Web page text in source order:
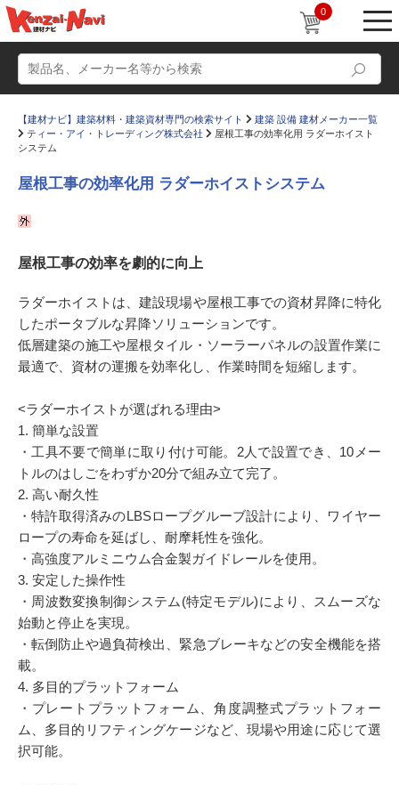
0
動画
かたなび
Q＆A 販売・施工代理店募集
お気に入り
【建材ナビ】建築材料・建築資材専門の検索サイト
建築 設備 建材メーカー一覧
ティー・アイ・トレーディング株式会社
屋根工事の効率化用 ラダーホイスト
システム
屋根工事の効率化用 ラダーホイストシステム
屋根工事の効率を劇的に向上
ラダーホイストは、建設現場や屋根工事での資材昇降に特化
したポータブルな昇降ソリューションです。
低層建築の施工や屋根タイル・ソーラーパネルの設置作業に
最適で、資材の運搬を効率化し、作業時間を短縮します。
<ラダーホイストが選ばれる理由>
1. 簡単な設置
・工具不要で簡単に取り付け可能。2人で設置でき、10メー
トルのはしごをわずか20分で組み立て完了。
2. 高い耐久性
・特許取得済みのLBSロープグルーブ設計により、ワイヤー
ロープの寿命を延ばし、耐摩耗性を強化。
・高強度アルミニウム合金製ガイドレールを使用。
3. 安定した操作性
・周波数変換制御システム(特定モデル)により、スムーズな
始動と停止を実現。
・転倒防止や過負荷検出、緊急ブレーキなどの安全機能を搭
載。
4. 多目的プラットフォーム
・プレートプラットフォーム、角度調整式プラットフォー
ム、多目的リフティングケージなど、現場や用途に応じて選
択可能。